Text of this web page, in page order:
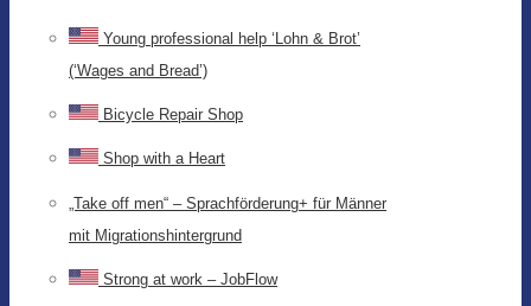
Young professional help ‘Lohn & Brot’
(‘Wages and Bread’)
Bicycle Repair Shop
Shop with a Heart
„Take off men“ – Sprachförderung+ für Männer
mit Migrationshintergrund
Strong at work – JobFlow